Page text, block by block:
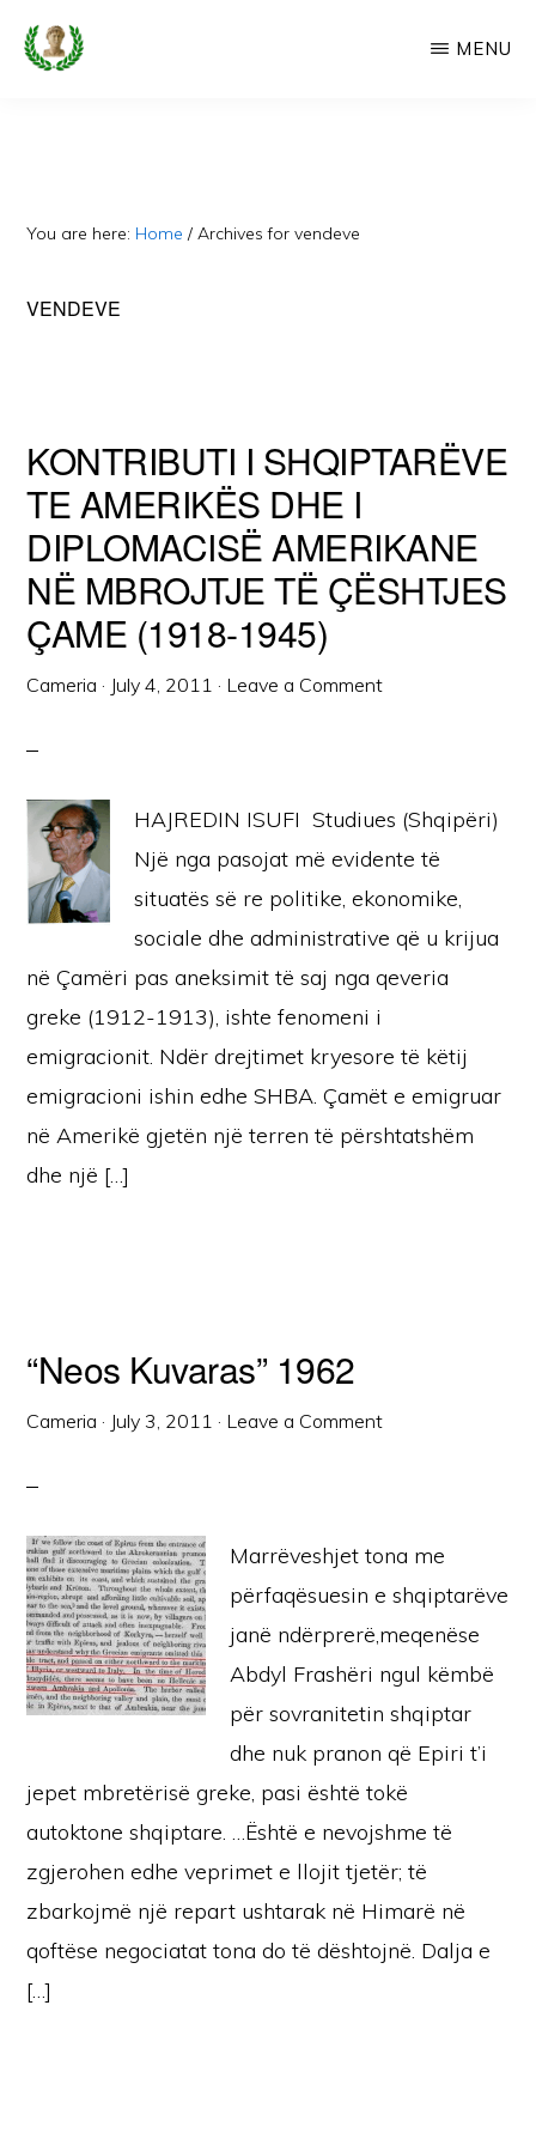
Skip
Faqe
Dedikuar
MENU
You are here: Home / Archives for vendeve
VENDEVE
KONTRIBUTI I SHQIPTARËVE
TE AMERIKËS DHE I
DIPLOMACISË AMERIKANE
NË MBROJTJE TË ÇËSHTJES
ÇAME (1918-1945)
Cameria · July 4, 2011 · Leave a Comment
HAJREDIN ISUFI Studiues (Shqipëri)
Një nga pasojat më evidente të
situatës së re politike, ekonomike,
sociale dhe administrative që u krijua
në Çamëri pas aneksimit të saj nga qeveria
greke (1912-1913), ishte fenomeni i
emigracionit. Ndër drejtimet kryesore të këtij
emigracioni ishin edhe SHBA. Çamët e emigruar
në Amerikë gjetën një terren të përshtatshëm
dhe një […]
“Neos Kuvaras” 1962
Cameria · July 3, 2011 · Leave a Comment
Marrëveshjet tona me
përfaqësuesin e shqiptarëve
janë ndërprerë,meqenëse
Abdyl Frashëri ngul këmbë
për sovranitetin shqiptar
dhe nuk pranon që Epiri t’i
jepet mbretërisë greke, pasi është tokë
autoktone shqiptare. …Është e nevojshme të
zgjerohen edhe veprimet e llojit tjetër; të
zbarkojmë një repart ushtarak në Himarë në
qoftëse negociatat tona do të dështojnë. Dalja e
[…]